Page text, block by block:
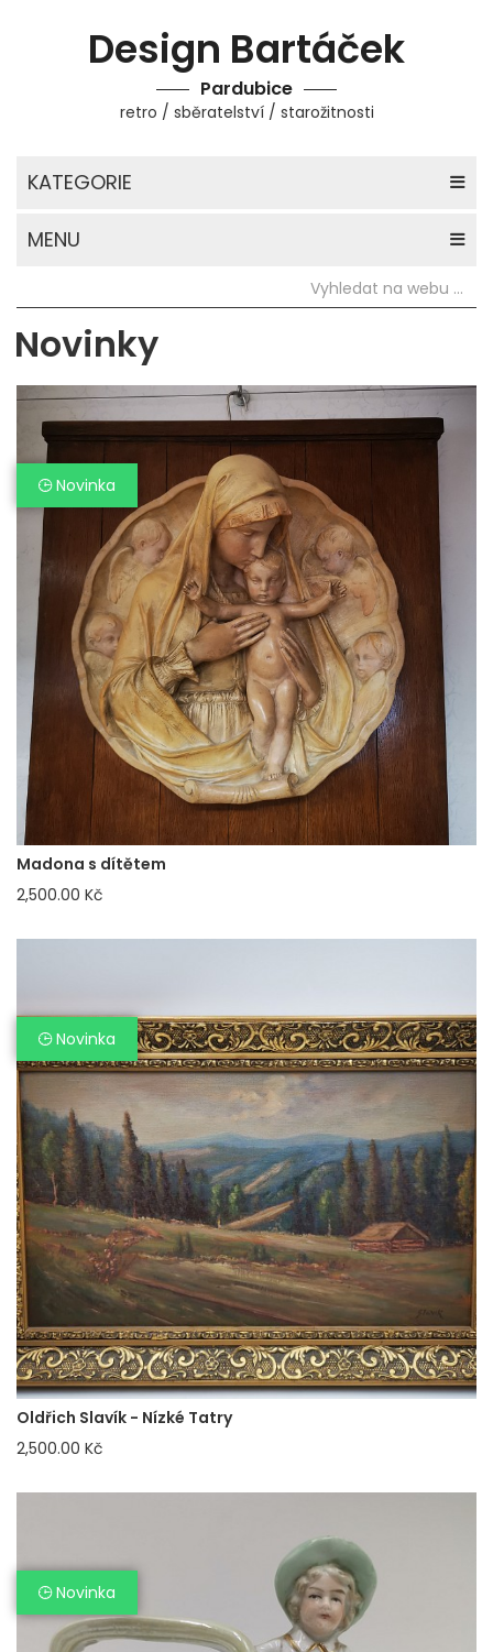
Design Bartáček
Pardubice
retro / sběratelství / starožitnosti
KATEGORIE
MENU
Novinky
Madona s dítětem
Novinka
2,500.00 Kč
Oldřich Slavík - Nízké Tatry
Novinka
2,500.00 Kč
Novinka